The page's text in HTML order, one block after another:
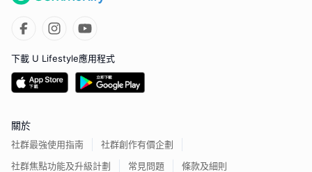
下載 U Lifestyle應用程式
關於
社群最強使用指南
社群創作有價企劃
社群焦點功能及升級計劃
常見問題 條款及細則